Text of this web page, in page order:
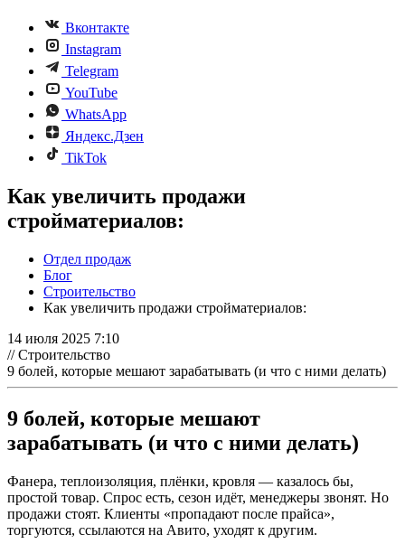
Вконтакте
Instagram
Telegram
YouTube
WhatsApp
Яндекс.Дзен
TikTok
Как увеличить продажи
стройматериалов:
Отдел продаж
Блог
Строительство
Как увеличить продажи стройматериалов:
14 июля 2025 7:10
// Строительство
9 болей, которые мешают зарабатывать (и что с ними делать)
9 болей, которые мешают
зарабатывать (и что с ними делать)
Фанера, теплоизоляция, плёнки, кровля — казалось бы,
простой товар. Спрос есть, сезон идёт, менеджеры звонят. Но
продажи стоят. Клиенты «пропадают после прайса»,
торгуются, ссылаются на Авито, уходят к другим.